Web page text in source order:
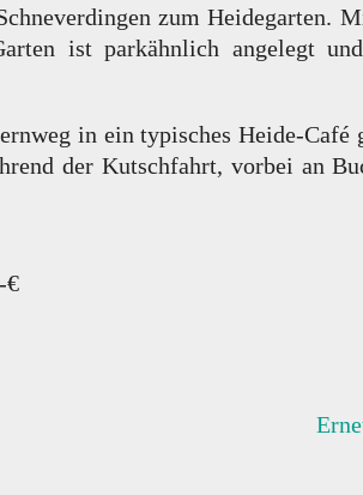
zum Heidegarten.
ist parkähnlich angelegt
in ein typisches Heide-
der Kutschfahrt, vorbei an
€